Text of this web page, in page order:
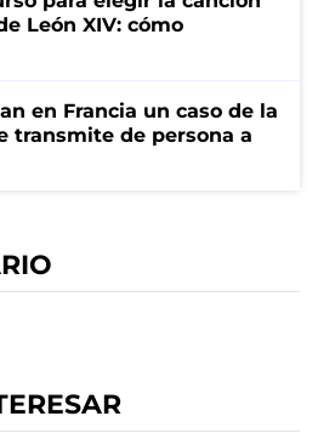
León XIV: cómo
en Francia un caso de la
transmite de persona a